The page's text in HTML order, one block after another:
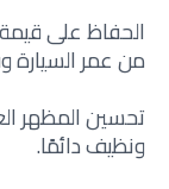
الحفاظ على قيمة
من عمر السيارة
تحسين المظهر
ونظيف دائمًا.